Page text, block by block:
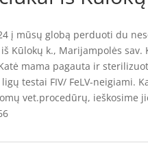
į mūsų globą perduoti du
Kūlokų k., Marijampolės sav.
mama pagauta ir
testai FIV/ FeLV-neigiami.
vet.procedūrų, ieškosime